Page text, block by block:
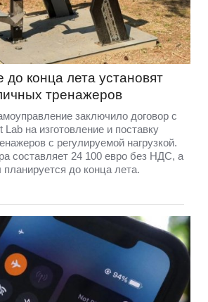
до конца лета установят
тренажеров
заключило договор с
на изготовление и поставку
с регулируемой нагрузкой.
составляет 24 100 евро без НДС, а
до конца лета.